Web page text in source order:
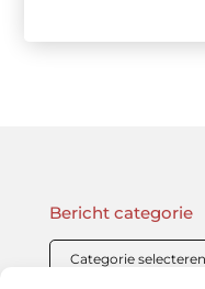
Bericht categorie